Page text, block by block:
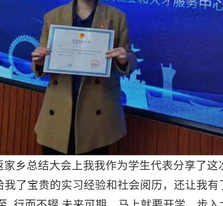
家乡总结大会上我我作为学生代表分享了
我了宝贵的实习经验和社会阅历，还让我